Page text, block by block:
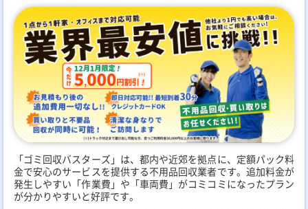
「ゴミ回収バスターズ」は、都内や近郊を拠点に、定額パック料
金で安心のサービスを提供する不用品回収業者です。追加料金が
発生しやすい「作業費」や「車両費」がコミコミになったプラン
が分かりやすいと好評です。